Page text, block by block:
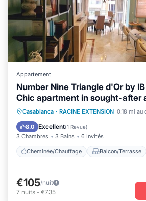
Appartement
Number Nine Triangle d'Or by
Chic apartment in sought-after
Casablanca · RACINE EXTENSION 0.18 mi au
8.0 Excellent(1 Revue)
3 Chambres 3 Bains 6 Invités
Cheminée/Chauffage Balcon/Terrasse
Cheminée/Chauffage
Cuisine
€105/nuit
7 nuits - €735